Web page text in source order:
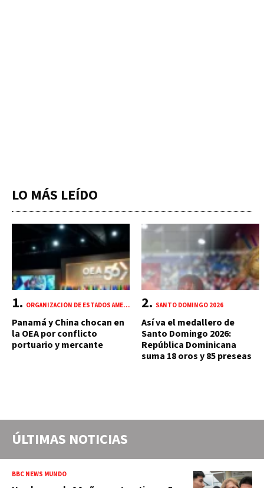
LO MÁS LEÍDO
ORGANIZACIÓN DE ESTADOS AMERICANOS (OEA)
Panamá y China chocan en
la OEA por conflicto
portuario y mercante
SANTO DOMINGO 2026
Así va el medallero de
Santo Domingo 2026:
República Dominicana
suma 18 oros y 85 preseas
ÚLTIMAS NOTICIAS
BBC NEWS MUNDO